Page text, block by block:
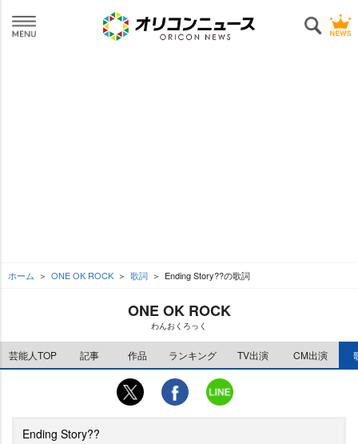
ホーム ONE OK ROCK 歌詞 Ending Story??の歌詞
ONE OK ROCK
わんおくろっく
芸能人TOP 記事 作品 ランキング TV出演 CM出演
Ending Story??